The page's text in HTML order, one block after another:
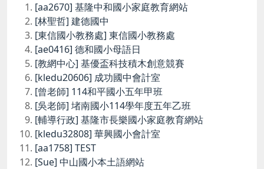
[aa2670] 基隆中和國小家庭教育網站
[林聖哲] 建德國中
[東信國小教務處] 東信國小教務處
[ae0416] 德和國小母語日
[教網中心] 基優盃科技積木創意競賽
[kledu20606] 成功國中會計室
[曾老師] 114和平國小五年甲班
[吳老師] 堵南國小114學年度五年乙班
[輔導行政] 基隆市長樂國小家庭教育網站
[kledu32808] 華興國小會計室
[aa1758] TEST
[Sue] 中山國小本土語網站